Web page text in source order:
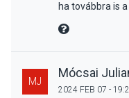
ha továbbra is
MIRE MONDTA
MJ
Mócsai
2024 FEB 07 -